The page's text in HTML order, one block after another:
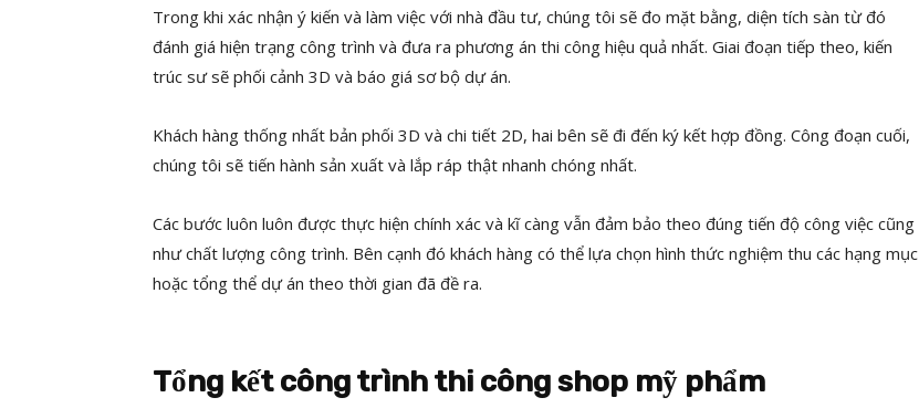
Trong khi xác nhận ý kiến và làm việc với nhà đầu tư, chúng tôi sẽ đo mặt bằng, diện tích sàn từ đó
đánh giá hiện trạng công trình và đưa ra phương án thi công hiệu quả nhất. Giai đoạn tiếp theo, kiến
trúc sư sẽ phối cảnh 3D và báo giá sơ bộ dự án.
Khách hàng thống nhất bản phối 3D và chi tiết 2D, hai bên sẽ đi đến ký kết hợp đồng. Công đoạn cuối,
chúng tôi sẽ tiến hành sản xuất và lắp ráp thật nhanh chóng nhất.
Các bước luôn luôn được thực hiện chính xác và kĩ càng vẫn đảm bảo theo đúng tiến độ công việc cũng
như chất lượng công trình. Bên cạnh đó khách hàng có thể lựa chọn hình thức nghiệm thu các hạng mục
hoặc tổng thể dự án theo thời gian đã đề ra.
Tổng kết công trình thi công shop mỹ phẩm